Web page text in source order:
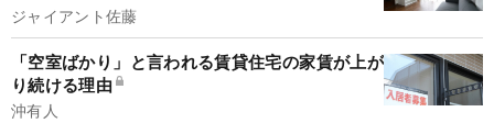
ジャイアント佐藤
「空室ばかり」と言われる賃貸住宅の家賃が上が
り続ける理由
沖有人